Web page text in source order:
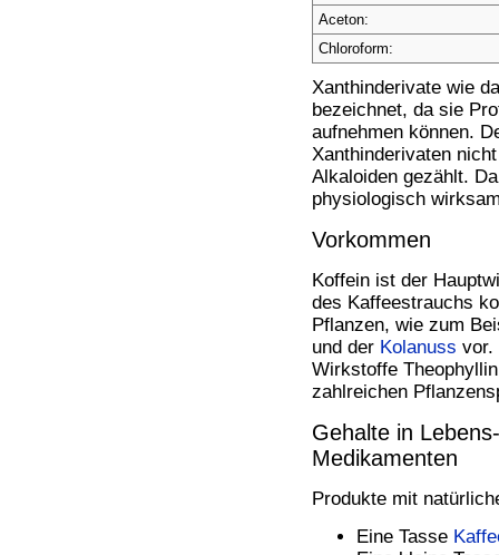
Aceton:
Chloroform:
Xanthinderivate wie
bezeichnet, da sie
aufnehmen können.
Xanthinderivaten
Alkaloiden gezählt.
physiologisch
Vorkommen
Koffein ist der
des Kaffeestrauchs
Pflanzen, wie zum
und der Kolanuss vor.
Wirkstoffe
zahlreichen
Gehalte in
Medikamenten
Produkte mit
Eine Tasse